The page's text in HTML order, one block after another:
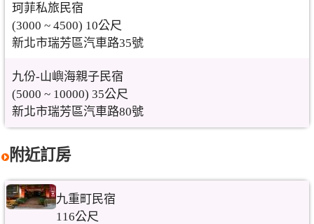
珂菲私旅民宿
(3000 ~ 4500) 10公尺
新北市瑞芳區汽車路35號
九份-山嶼海親子民宿
(5000 ~ 10000) 35公尺
新北市瑞芳區汽車路80號
附近訂房
九重町民宿
116公尺